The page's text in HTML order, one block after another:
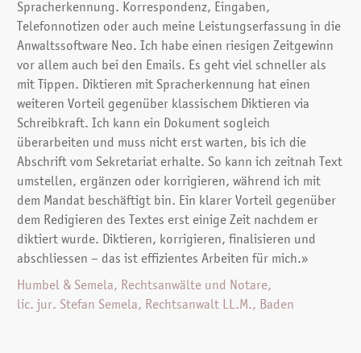
Spracherkennung. Korrespondenz, Eingaben,
Telefonnotizen oder auch meine Leistungserfassung in die
Anwaltssoftware Neo. Ich habe einen riesigen Zeitgewinn
vor allem auch bei den Emails. Es geht viel schneller als
mit Tippen. Diktieren mit Spracherkennung hat einen
weiteren Vorteil gegenüber klassischem Diktieren via
Schreibkraft. Ich kann ein Dokument sogleich
überarbeiten und muss nicht erst warten, bis ich die
Abschrift vom Sekretariat erhalte. So kann ich zeitnah Text
umstellen, ergänzen oder korrigieren, während ich mit
dem Mandat beschäftigt bin. Ein klarer Vorteil gegenüber
dem Redigieren des Textes erst einige Zeit nachdem er
diktiert wurde. Diktieren, korrigieren, finalisieren und
abschliessen – das ist effizientes Arbeiten für mich.»
Humbel & Semela, Rechtsanwälte und Notare,
lic. jur. Stefan Semela, Rechtsanwalt LL.M., Baden